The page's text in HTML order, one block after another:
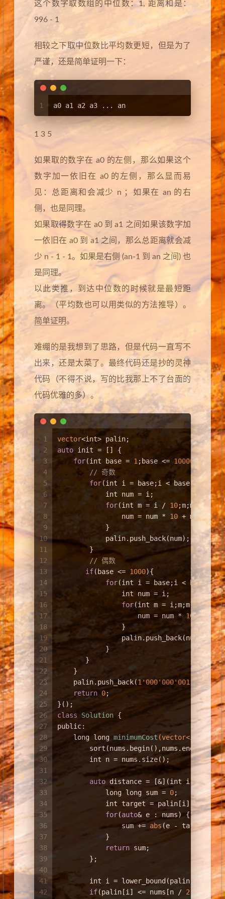
这个数字取数组的中位数：1, 距离和是：
996 - 1
相较之下取中位数比平均数更短，但是为了
严谨，还是简单证明一下：
1 a0 a1 a2 a3 ... an
1 3 5
如果取的数字在 a0 的左侧，那么如果这个
数字加一依旧在 a0 的左侧，那么显而易
见：总距离和会减少 n ；如果在 an 的右
侧，也是同理。
如果取得数字在 a0 到 a1 之间如果该数字加
一依旧在 a0 到 a1 之间，那么总距离就会减
少 n - 1 - 1。如果是右侧 (an-1 到 an 之间) 也
是同理。
以此类推，到达中位数的时候就是最短距
离。（平均数也可以用类似的方法推导）。
简单证明。
难绷的是我想到了思路，但是代码一直写不
出来，还是太菜了。最终代码还是抄的灵神
代码（不得不说，写的比我那上不了台面的
代码优雅的多）。
1
2
3
4
5
6
7
8
9
10
11
12
13
14
15
16
17
18
19
20
21
22
23
24
25
26
27
28
29
30
31
32
33
34
35
36
37
38
39
40
41
42
vector<int> palin;
auto init = [] {
for(int base = 1 ;base <= 10000 ;base*=
// 奇数
for(int i = base;i < base *
int num = i;
for(int m = i / 10;m;m /= 10)
                num = num *
10 + m % 10;
            }
            palin.push_back(num);
        }
// 偶数
if(base <= 1000){
for(int i = base;i < base *
int num = i;
for(int m = i;m;m /= 10)
                    num = num *
10 + m %
                }
                palin.push_back(num);
            }
       }
    }
    palin.push_back(
1'000'000'001 );
return 0;
}();
class
Solution {
public:
long long minimumCost (vector<int
>&
        sort(nums.begin(),nums.end());
int n = nums.size();
auto distance = [&](int i) ->
long long sum = 0;
int target = palin[i];
for(auto& e : nums) {
                sum +=
abs (e - target);
            }
return sum;
        };
int i =
if(palin[i] <= nums[n / 2